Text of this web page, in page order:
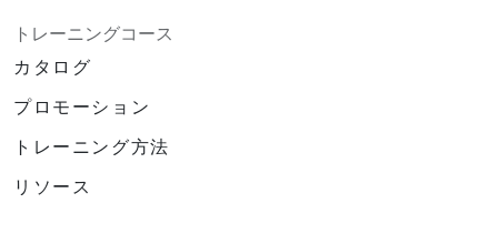
トレーニングコース
カタログ
プロモーション
トレーニング方法
リソース